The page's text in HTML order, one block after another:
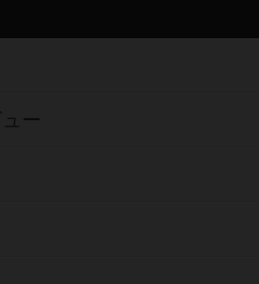
ー